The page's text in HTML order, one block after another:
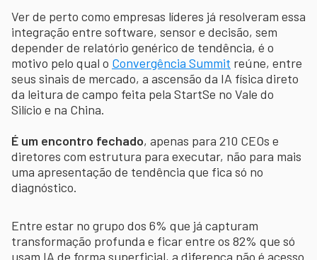
Ver de perto como empresas líderes já resolveram essa
integração entre software, sensor e decisão, sem
depender de relatório genérico de tendência, é o
motivo pelo qual o Convergência Summit reúne, entre
seus sinais de mercado, a ascensão da IA física direto
da leitura de campo feita pela StartSe no Vale do
Silício e na China.
É um encontro fechado, apenas para 210 CEOs e
diretores com estrutura para executar, não para mais
uma apresentação de tendência que fica só no
diagnóstico.
Entre estar no grupo dos 6% que já capturam
transformação profunda e ficar entre os 82% que só
usam IA de forma superficial, a diferença não é acesso